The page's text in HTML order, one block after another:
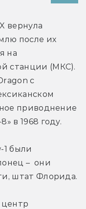
вернула
после их
на
станции (МКС).
с
приводнение
в 1968 году.
1 были
–  они
штат Флорида.
центр